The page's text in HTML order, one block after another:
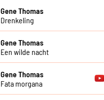
Gene Thomas
Drenkeling
Gene Thomas
Een wilde nacht
Gene Thomas
Fata morgana